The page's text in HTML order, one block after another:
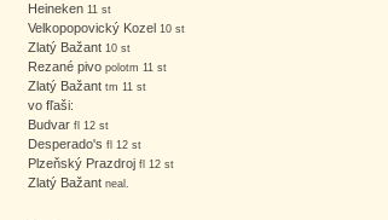
Heineken 11 st
Velkopopovický Kozel 10 st
Zlatý Bažant 10 st
Rezané pivo polotm 11 st
Zlatý Bažant tm 11 st
vo fľaši:
Budvar fl 12 st
Desperado's fl 12 st
Plzeňský Prazdroj fl 12 st
Zlatý Bažant neal.